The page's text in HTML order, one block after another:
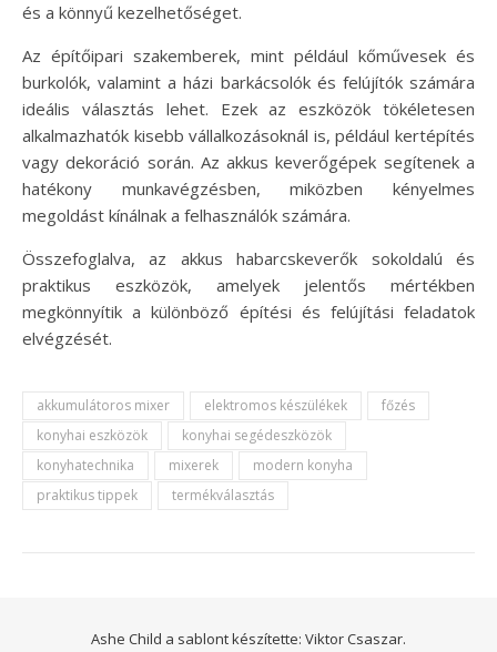
és a könnyű kezelhetőséget.
Az építőipari szakemberek, mint például kőművesek és
burkolók, valamint a házi barkácsolók és felújítók számára
ideális választás lehet. Ezek az eszközök tökéletesen
alkalmazhatók kisebb vállalkozásoknál is, például kertépítés
vagy dekoráció során. Az akkus keverőgépek segítenek a
hatékony munkavégzésben, miközben kényelmes
megoldást kínálnak a felhasználók számára.
Összefoglalva, az akkus habarcskeverők sokoldalú és
praktikus eszközök, amelyek jelentős mértékben
megkönnyítik a különböző építési és felújítási feladatok
elvégzését.
akkumulátoros mixer elektromos készülékek
főzés
konyhai eszközök
konyhai segédeszközök
konyhatechnika
mixerek
modern konyha
praktikus tippek
termékválasztás
Ashe Child a sablont készítette: Viktor Csaszar.